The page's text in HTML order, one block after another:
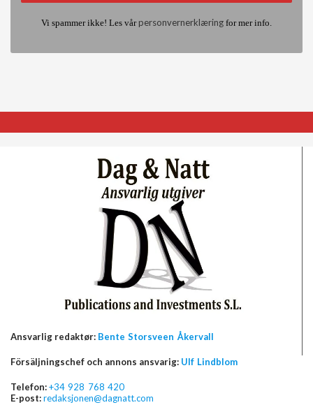
Vi spammer ikke! Les vår personvernerklæring for mer info.
Ansvarlig redaktør: Bente Storsveen Åkervall
Försäljningschef och annons ansvarig: Ulf Lindblom
Telefon:+34 928 768 420
E-post:redaksjonen@dagnatt.com